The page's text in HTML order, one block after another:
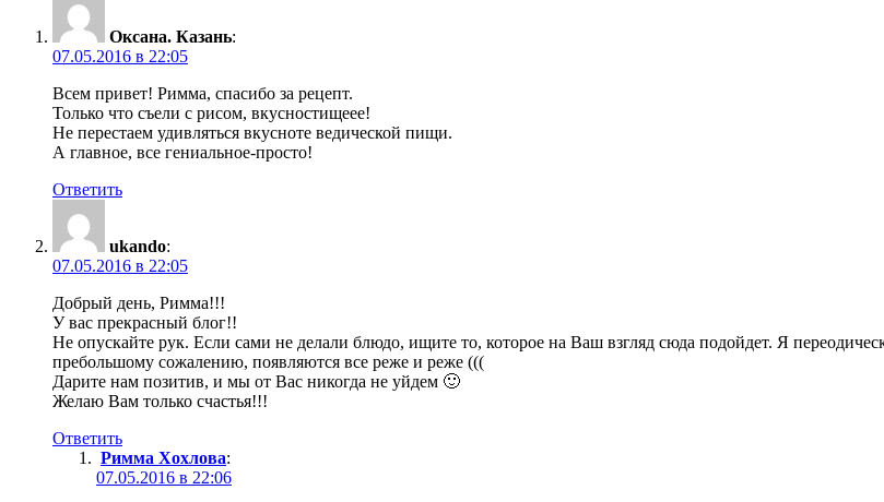
Оксана. Казань:
07.05.2016 в 22:05
Всем привет! Римма, спасибо за рецепт.
Только что съели с рисом, вкусностищеее!
Не перестаем удивляться вкусноте ведической пищи.
А главное, все гениальное-просто!
Ответить
ukando:
07.05.2016 в 22:05
Добрый день, Римма!!!
У вас прекрасный блог!!
Не опускайте рук. Если сами не делали блюдо, ищите то, которое на Ваш взгляд сюда подойдет. Я
пребольшому сожалению, появляются все реже и реже (((
Дарите нам позитив, и мы от Вас никогда не уйдем 🙂
Желаю Вам только счастья!!!
Ответить
Римма Хохлова:
07.05.2016 в 22:06